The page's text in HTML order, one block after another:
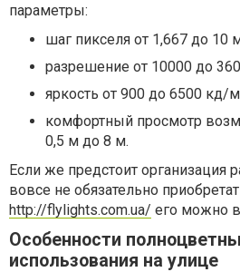
параметры:
шаг пикселя от 1,667 до 10
разрешение от 10000 до
яркость от 900 до 6500 кд/м
комфортный просмотр
0,5 м до 8 м.
Если же предстоит организация
вовсе не обязательно
http://flylights.com.ua/ его можно
Особенности
использования на улице